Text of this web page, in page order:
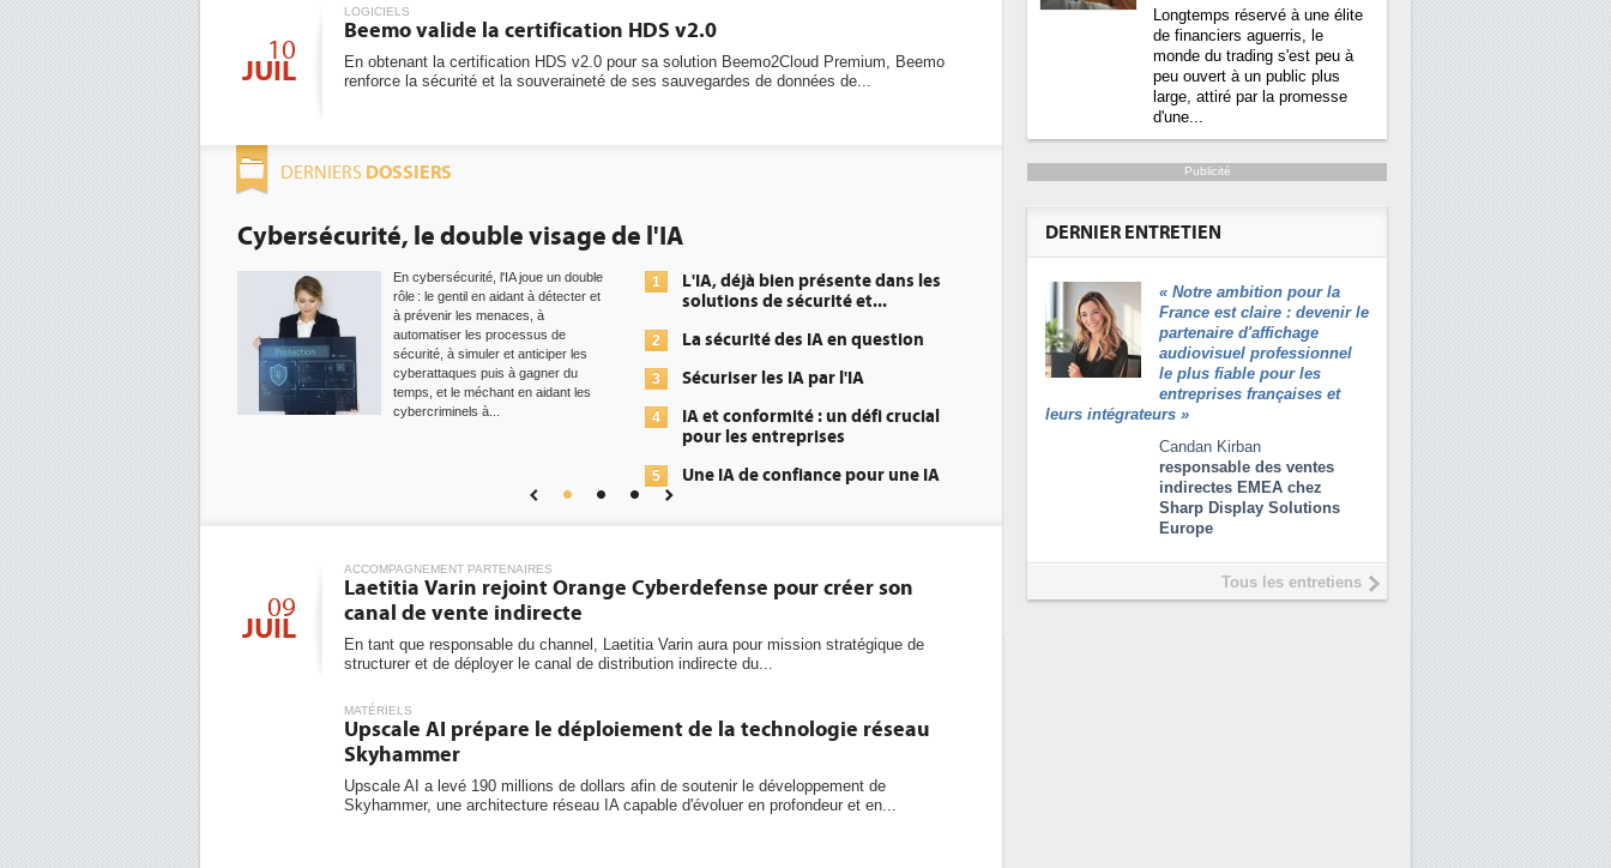
10
JUIL
LOGICIELS
Beemo valide la certification HDS v2.0
En obtenant la certification HDS v2.0 pour sa solution Beemo2Cloud Premium, Beemo
renforce la sécurité et la souveraineté de ses sauvegardes de données de...
DERNIERS DOSSIERS
Cybersécurité, le double visage de l'IA
En cybersécurité, l'IA joue un double
rôle : le gentil en aidant à détecter et
à prévenir les menaces, à
automatiser les processus de
sécurité, à simuler et anticiper les
cyberattaques puis à gagner du
temps, et le méchant en aidant les
cybercriminels à...
1
L'IA, déjà bien présente dans les
solutions de sécurité et...
2 La sécurité des IA en question
3 Sécuriser les IA par l'IA
IA et conformité : un défi crucial
pour les entreprises
Une IA de confiance pour une IA
plus sûre ?
DEE: l'efficacité énergétique bientôt une obligation pour les
Des datacenters plus durables et
plus efficaces, c'est ce que
recherchent les pouvoirs publics
européens avec la mise en oeuvre
de la nouvelle Directive sur
l'efficacité énergétique (DEE). Plus
précisément, l'article 12 impose que
les centres de données sont...
1
Qu'est-ce que la DEE (directive
d'efficacité énergétique) ?
DEE, une pression administrative
pour les DSI à transformer...
4
Phocea DC dans les cordes pour la
DEE
président de Digital Realty...
6
Trimestriels IBM : L'activité
09
JUIL
ACCOMPAGNEMENT PARTENAIRES
Laetitia Varin rejoint Orange Cyberdefense pour créer son
canal de vente indirecte
En tant que responsable du channel, Laetitia Varin aura pour mission stratégique de
structurer et de déployer le canal de distribution indirecte du...
MATÉRIELS
Upscale AI prépare le déploiement de la technologie réseau
Skyhammer
Upscale AI a levé 190 millions de dollars afin de soutenir le développement de
Skyhammer, une architecture réseau IA capable d'évoluer en profondeur et en...
Longtemps réservé à une élite
de financiers aguerris, le
monde du trading s'est peu à
peu ouvert à un public plus
large, attiré par la promesse
d'une...
Publicité
DERNIER ENTRETIEN
« Notre ambition pour la
France est claire : devenir le
partenaire d'affichage
audiovisuel professionnel
le plus fiable pour les
entreprises françaises et
leurs intégrateurs »
Candan Kirban
responsable des ventes
indirectes EMEA chez
Sharp Display Solutions
Europe
Tous les entretiens